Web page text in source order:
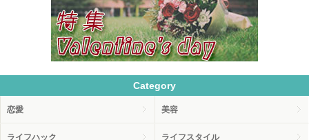
Category
恋愛 美容
ライフハック ライフスタイル